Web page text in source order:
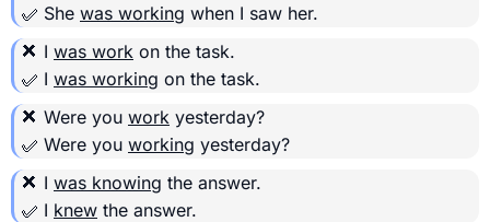
✅ She was working when I saw her.
❌ I was work on the task.
✅ I was working on the task.
❌ Were you work yesterday?
✅ Were you working yesterday?
❌ I was knowing the answer.
✅ I knew the answer.